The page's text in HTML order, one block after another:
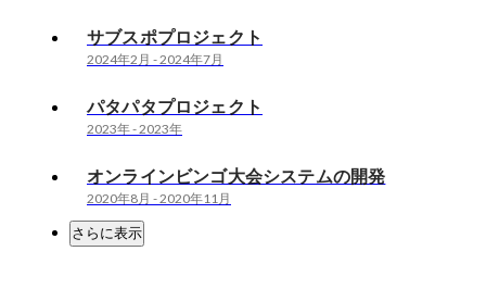
サブスポプロジェクト
2024年2月 -2024年7月
パタパタプロジェクト
2023年-2023年
オンラインビンゴ大会システムの開発
2020年8月 -2020年11月
さらに表示